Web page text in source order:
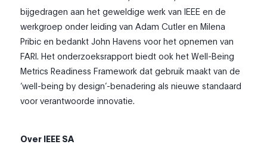
bijgedragen aan het geweldige werk van IEEE en de
werkgroep onder leiding van Adam Cutler en Milena
Pribic en bedankt John Havens voor het opnemen van
FARI. Het onderzoeksrapport biedt ook het Well-Being
Metrics Readiness Framework dat gebruik maakt van de
‘well-being by design’-benadering als nieuwe standaard
voor verantwoorde innovatie.
Over IEEE SA